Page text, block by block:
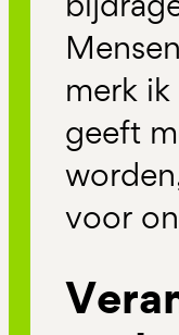
merk
geeft
voor